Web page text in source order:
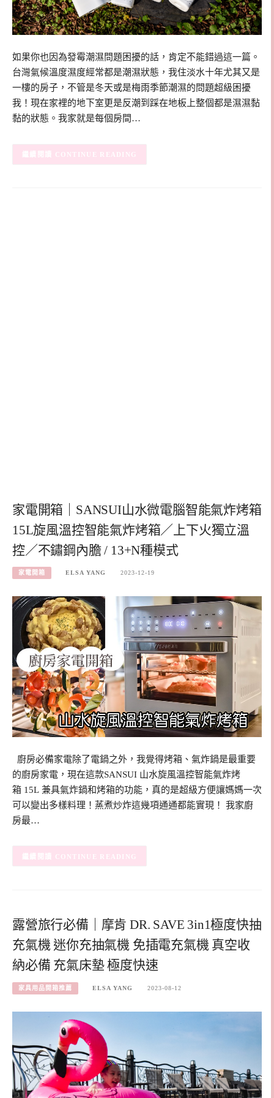
如果你也因為發霉潮濕問題困擾的話，肯定不能錯過這一篇。
台灣氣候溫度濕度經常都是潮濕狀態，我住淡水十年尤其又是
一樓的房子，不管是冬天或是梅雨季節潮濕的問題超級困擾
我！現在家裡的地下室更是反潮到踩在地板上整個都是濕濕黏
黏的狀態。我家就是每個房間…
CONTINUE READING
家電開箱｜SANSUI山水微電腦智能氣炸烤箱
15L旋風溫控智能氣炸烤箱／上下火獨立溫
控／不鏽鋼內膽 / 13+N種模式
家電開箱 ELSA YANG 2023-12-19
廚房必備家電除了電鍋之外，我覺得烤箱、氣炸鍋是最重要
的廚房家電，現在這款SANSUI 山水旋風溫控智能氣炸烤
箱 15L 兼具氣炸鍋和烤箱的功能，真的是超級方便讓媽媽一次
可以變出多樣料理！蒸煮炒炸這幾項通通都能實現！ 我家廚
房最…
CONTINUE READING
露營旅行必備｜摩肯 DR. SAVE 3in1極度快抽
充氣機 迷你充抽氣機 免插電充氣機 真空收
納必備 充氣床墊 極度快速
家具用品開箱推薦 ELSA YANG 2023-08-12